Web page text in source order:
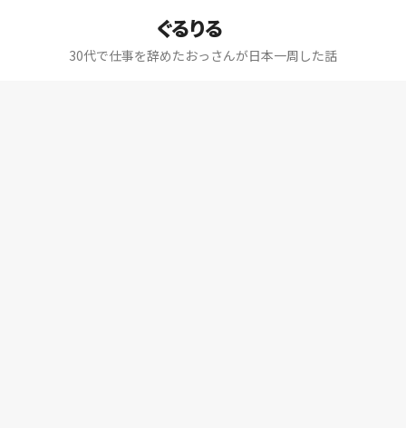
ぐるりる
30代で仕事を辞めたおっさんが日本一周した話